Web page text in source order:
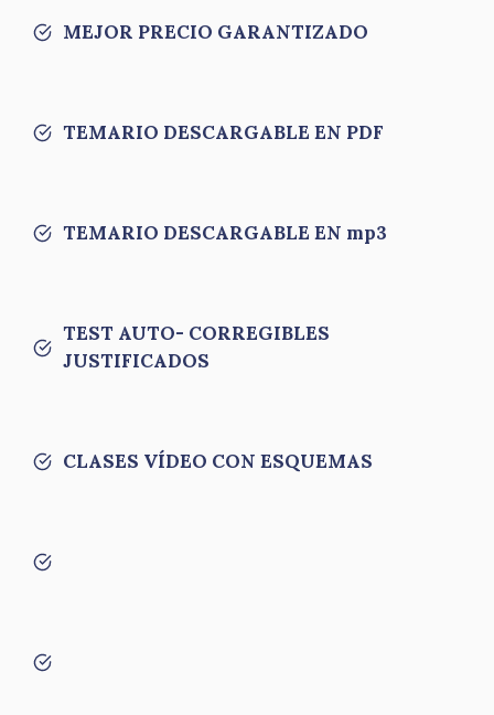
MEJOR PRECIO GARANTIZADO
TEMARIO DESCARGABLE EN PDF
TEMARIO DESCARGABLE EN mp3
TEST AUTO- CORREGIBLES
JUSTIFICADOS
CLASES VÍDEO CON ESQUEMAS